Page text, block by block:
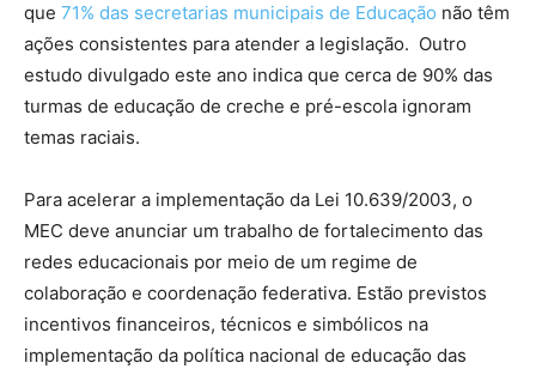
que 71% das secretarias municipais de Educação não têm
ações consistentes para atender a legislação. Outro
estudo divulgado este ano indica que cerca de 90% das
turmas de educação de creche e pré-escola ignoram
temas raciais.
Para acelerar a implementação da Lei 10.639/2003, o
MEC deve anunciar um trabalho de fortalecimento das
redes educacionais por meio de um regime de
colaboração e coordenação federativa. Estão previstos
incentivos financeiros, técnicos e simbólicos na
implementação da política nacional de educação das